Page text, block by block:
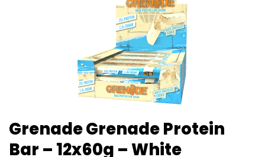
Grenade Grenade Protein
Bar – 12x60g – White